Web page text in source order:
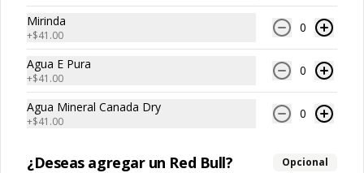
Papas Fritas Individuales
con Guacamole
guacamole cremoso.
Mirinda
+$41.00
0
Agua E Pura
+$41.00
0
Agua Mineral Canada Dry
+$41.00
0
¿Deseas agregar un Red Bull? Opcional